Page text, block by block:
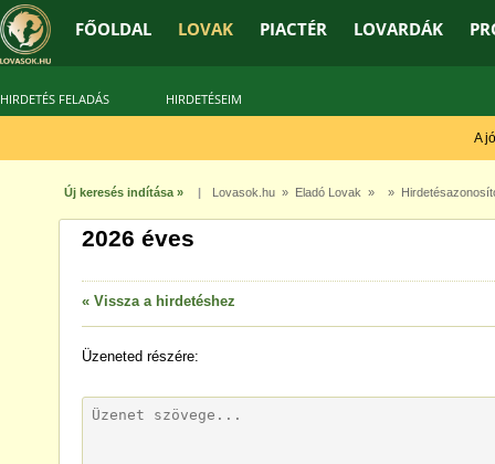
FŐOLDAL LOVAK PIACTÉR LOVARDÁK
HIRDETÉS FELADÁS HIRDETÉSEIM
A
Új keresés indítása » | Lovasok.hu» Eladó Lovak » »
2026 éves
« Vissza a hirdetéshez
Üzeneted részére: